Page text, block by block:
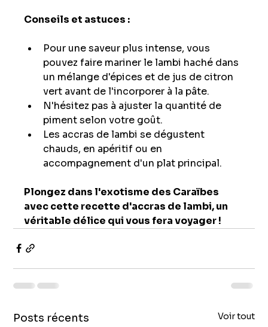
Conseils et astuces :
Pour une saveur plus intense, vous
pouvez faire mariner le lambi haché dans
un mélange d'épices et de jus de citron
vert avant de l'incorporer à la pâte.
N'hésitez pas à ajuster la quantité de
piment selon votre goût.
Les accras de lambi se dégustent
chauds, en apéritif ou en
accompagnement d'un plat principal.
Plongez dans l'exotisme des Caraïbes
avec cette recette d'accras de lambi, un
véritable délice qui vous fera voyager !
Posts récents Voir tout